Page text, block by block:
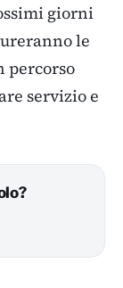
giorni
le
percorso
servizio e